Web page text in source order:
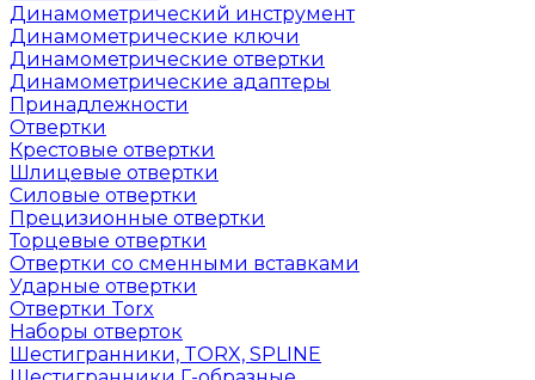
Динамометрический инструмент
Динамометрические ключи
Динамометрические отвертки
Динамометрические адаптеры
Принадлежности
Отвертки
Крестовые отвертки
Шлицевые отвертки
Силовые отвертки
Прецизионные отвертки
Торцевые отвертки
Отвертки со сменными вставками
Ударные отвертки
Отвертки Torx
Наборы отверток
Шестигранники, TORX, SPLINE